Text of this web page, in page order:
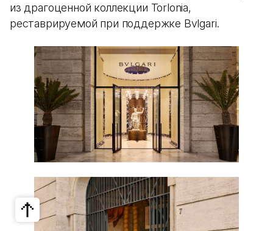
из драгоценной коллекции Torlonia,
реставрируемой при поддержке Bvlgari.